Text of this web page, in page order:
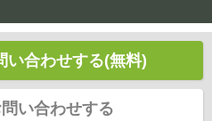
い合わせする(無料)
い合わせする